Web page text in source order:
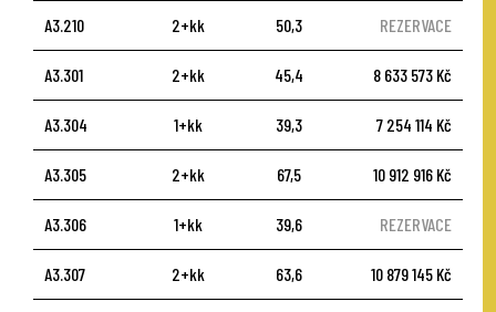
A3.210 2+kk 50,3 REZERVACE
A3.301 2+kk 45,4 8 633 573 Kč
A3.304 1+kk 39,3 7 254 114 Kč
A3.305 2+kk 67,5 10 912 916 Kč
A3.306 1+kk 39,6 REZERVACE
A3.307 2+kk 63,6 10 879 145 Kč